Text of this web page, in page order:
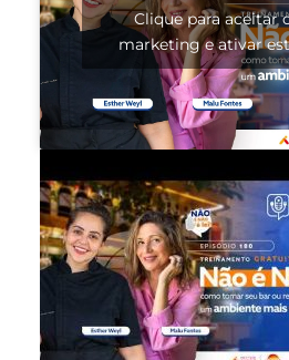
Clique para aceitar
marketing e ativar